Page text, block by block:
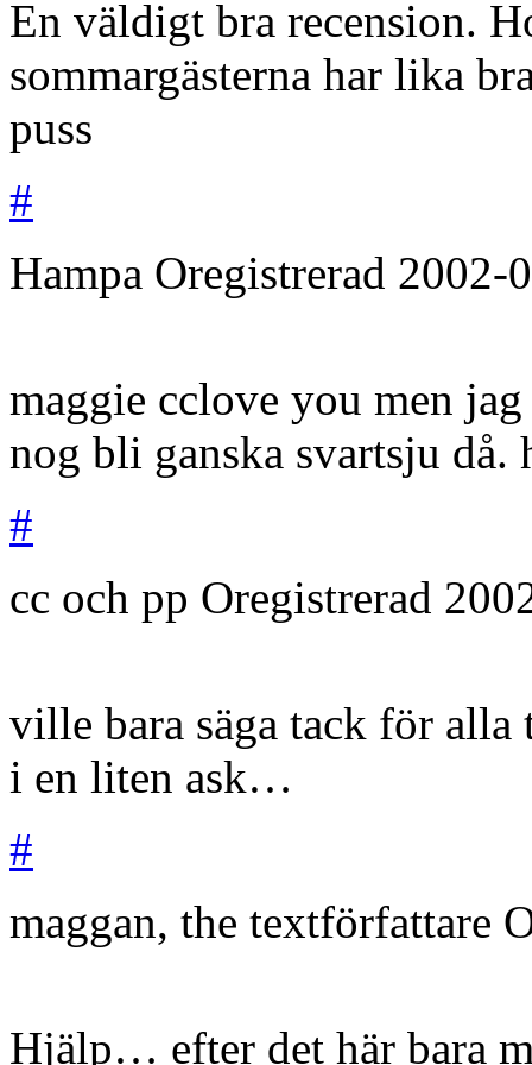
En väldigt bra recension.
sommargästerna har lika
puss
#
Hampa Oregistrerad 2002-
maggie cclove you men
nog bli ganska svartsju då.
#
cc och pp Oregistrerad
ville bara säga tack för
i en liten ask…
#
maggan, the textförfattare
Hjälp… efter det här bara